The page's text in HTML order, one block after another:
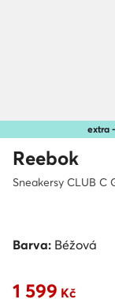
extra
Reebok
Sneakersy CLUB C
Barva: Béžová
Aktuální cena 1
1 599 Kč